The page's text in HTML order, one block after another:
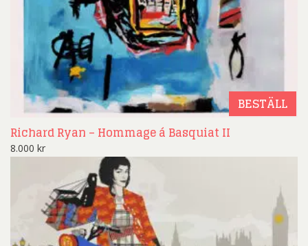
BESTÄLL
Richard Ryan – Hommage á Basquiat II
8.000 kr